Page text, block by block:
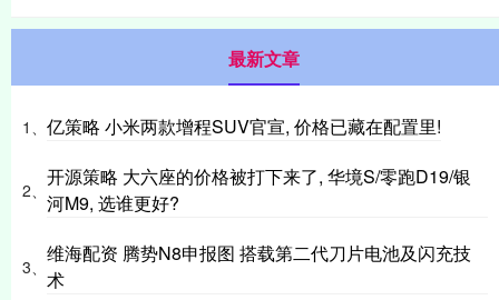
最新文章
1、 亿策略 小米两款增程SUV官宣, 价格已藏在配置里!
2、
开源策略 大六座的价格被打下来了, 华境S/零跑D19/银
河M9, 选谁更好?
3、
维海配资 腾势N8申报图 搭载第二代刀片电池及闪充技
术